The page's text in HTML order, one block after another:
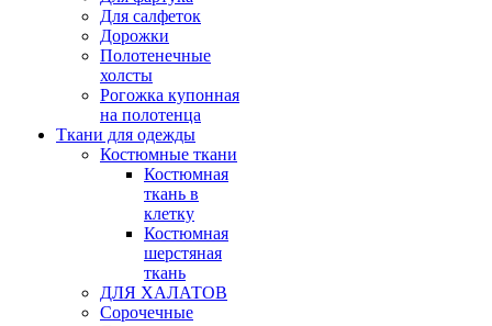
Для салфеток
Дорожки
Полотенечные
холсты
Рогожка купонная
на полотенца
Ткани для одежды
Костюмные ткани
Костюмная
ткань в
клетку
Костюмная
шерстяная
ткань
ДЛЯ ХАЛАТОВ
Сорочечные